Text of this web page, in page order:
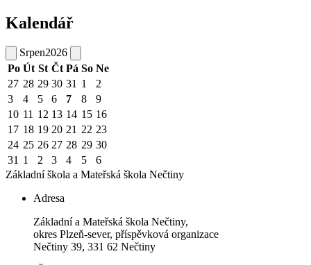
Kalendář
Srpen2026
Po Út St Čt Pá So Ne
27 28 29 30 31 1
2
3
4 5 6 7 8
9
10 11 12 13 14 15 16
17 18 19 20 21 22 23
24 25 26 27 28 29 30
31 1 2 3 4 5
6
Základní škola a Mateřská škola Nečtiny
Adresa
Základní a Mateřská škola Nečtiny,
okres Plzeň-sever, příspěvková organizace
Nečtiny 39, 331 62 Nečtiny